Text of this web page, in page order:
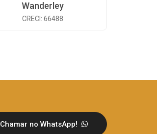
Wanderley
CRECI: 66488
Chamar no WhatsApp!